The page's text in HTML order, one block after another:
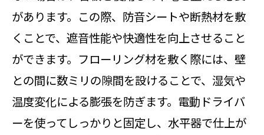
があります。この際、防音シートや断熱材を敷
くことで、遮音性能や快適性を向上させること
ができます。フローリング材を敷く際には、壁
との間に数ミリの隙間を設けることで、湿気や
温度変化による膨張を防ぎます。電動ドライバ
ーを使ってしっかりと固定し、水平器で仕上が